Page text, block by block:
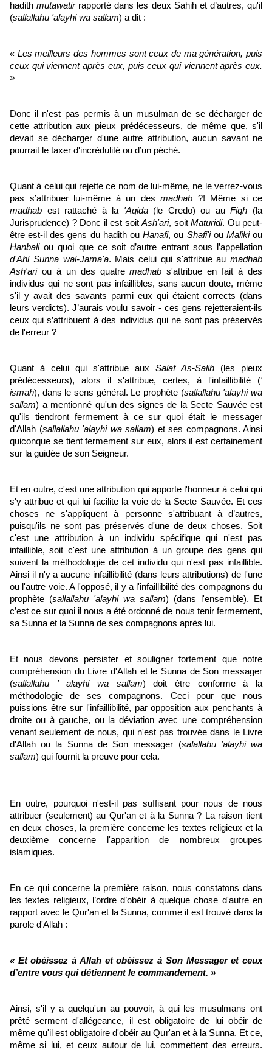
hadithmutawatirrapporté dans les deux Sahih et d’autres, qu'il
(sallallahu 'alayhi wa sallam) a dit :
« Les meilleurs des hommes sont ceux de ma génération, puis
ceux qui viennent après eux, puis ceux qui viennent après eux.
»
Donc il n'est pas permis à un musulman de se décharger de
cette attribution aux pieux prédécesseurs, de même que, s'il
devait se décharger d'une autre attribution, aucun savant ne
pourrait le taxer d'incrédulité ou d’un péché.
Quant à celui qui rejette ce nom de lui-même, ne le verrez-vous
pas s’attribuer lui-même à un des madhab ?! Même si ce
madhab est rattaché à la 'Aqida(le Credo) ou auFiqh (la
Jurisprudence) ? Donc il est soit Ash'ari, soit Maturidi. Ou peut-
être est-il des gens du hadith ouHanafi, ou Shafi'iou Malikiou
Hanbaliou quoi que ce soit d’autre entrant sous l’appellation
d'Ahl Sunna wal-Jama'a. Mais celui qui s'attribue au madhab
Ash'ariou à un des quatremadhab s'attribue en fait à des
individus qui ne sont pas infaillibles, sans aucun doute, même
s'il y avait des savants parmi eux qui étaient corrects (dans
leurs verdicts). J’aurais voulu savoir - ces gens rejetteraient-ils
ceux qui s’attribuent à des individus qui ne sont pas préservés
de l'erreur ?
Quant à celui qui s'attribue aux Salaf As-Salih (les pieux
prédécesseurs), alors il s'attribue, certes, à l'infaillibilité ('
ismah), dans le sens général. Le prophète (sallallahu 'alayhi wa
sallam) a mentionné qu'un des signes de la Secte Sauvée est
qu'ils tiendront fermement à ce sur quoi était le messager
d'Allah (sallallahu 'alayhi wa sallam) et ses compagnons. Ainsi
quiconque se tient fermement sur eux, alors il est certainement
sur la guidée de son Seigneur.
Et en outre, c'est une attribution qui apporte l'honneur à celui qui
s'y attribue et qui lui facilite la voie de la Secte Sauvée. Et ces
choses ne s'appliquent à personne s'attribuant à d’autres,
puisqu'ils ne sont pas préservés d'une de deux choses. Soit
c'est une attribution à un individu spécifique qui n'est pas
infaillible, soit c'est une attribution à un groupe des gens qui
suivent la méthodologie de cet individu qui n'est pas infaillible.
Ainsi il n'y a aucune infaillibilité (dans leurs attributions) de l'une
ou l'autre voie. A l'opposé, il y a l'infaillibilité des compagnons du
prophète (sallallahu 'alayhi wa sallam) (dans l'ensemble). Et
c’est ce sur quoi il nous a été ordonné de nous tenir fermement,
sa Sunna et la Sunna de ses compagnons après lui.
Et nous devons persister et souligner fortement que notre
compréhension du Livre d'Allah et le Sunna de Son messager
(sallallahu ' alayhi wa sallam) doit être conforme à la
méthodologie de ses compagnons. Ceci pour que nous
puissions être sur l'infaillibilité, par opposition aux penchants à
droite ou à gauche, ou la déviation avec une compréhension
venant seulement de nous, qui n'est pas trouvée dans le Livre
d'Allah ou la Sunna de Son messager (salallahu 'alayhi wa
sallam) qui fournit la preuve pour cela.
En outre, pourquoi n'est-il pas suffisant pour nous de nous
attribuer (seulement) au Qur'an et à la Sunna ? La raison tient
en deux choses, la première concerne les textes religieux et la
deuxième concerne l'apparition de nombreux groupes
islamiques.
En ce qui concerne la première raison, nous constatons dans
les textes religieux, l’ordre d’obéir à quelque chose d'autre en
rapport avec le Qur'an et la Sunna, comme il est trouvé dans la
parole d'Allah :
« Et obéissez à Allah et obéissez à Son Messager et ceux
d’entre vous qui détiennent le commandement. »
Ainsi, s'il y a quelqu'un au pouvoir, à qui les musulmans ont
prêté serment d'allégeance, il est obligatoire de lui obéir de
même qu'il est obligatoire d'obéir au Qur'an et à la Sunna. Et ce,
même si lui, et ceux autour de lui, commettent des erreurs.